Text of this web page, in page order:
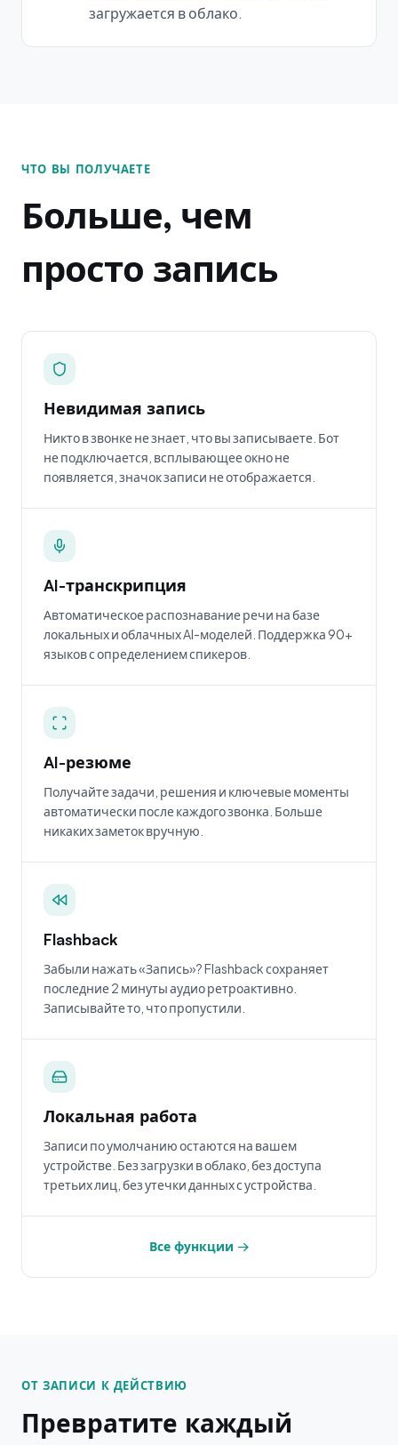
загружается в облако.
ЧТО ВЫ ПОЛУЧАЕТЕ
Больше, чем
просто запись
Невидимая запись
Никто в звонке не знает, что вы записываете. Бот
не подключается, всплывающее окно не
появляется, значок записи не отображается.
AI-транскрипция
Автоматическое распознавание речи на базе
локальных и облачных AI-моделей. Поддержка 90+
языков с определением спикеров.
AI-резюме
Получайте задачи, решения и ключевые моменты
автоматически после каждого звонка. Больше
никаких заметок вручную.
Flashback
Забыли нажать «Запись»? Flashback сохраняет
последние 2 минуты аудио ретроактивно.
Записывайте то, что пропустили.
Локальная работа
Записи по умолчанию остаются на вашем
устройстве. Без загрузки в облако, без доступа
третьих лиц, без утечки данных с устройства.
Все функции →
ОТ ЗАПИСИ К ДЕЙСТВИЮ
Превратите каждый